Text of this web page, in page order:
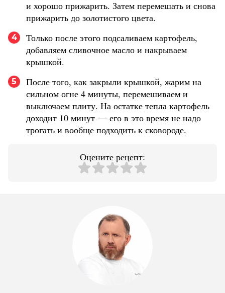
и хорошо прижарить. Затем перемешать и снова
прижарить до золотистого цвета.
4
Только после этого подсаливаем картофель,
добавляем сливочное масло и накрываем
крышкой.
5
После того, как закрыли крышкой, жарим на
сильном огне 4 минуты, перемешиваем и
выключаем плиту. На остатке тепла картофель
доходит 10 минут — его в это время не надо
трогать и вообще подходить к сковороде.
Оцените рецепт: